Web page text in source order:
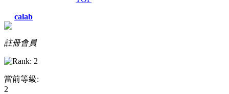
calab
註冊會員
當前等級:
2